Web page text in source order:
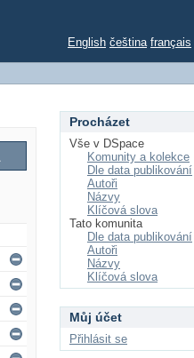
English čeština français
Procházet
Vše v DSpace
Komunity a kolekce
Dle data publikování
Autoři
Názvy
Klíčová slova
Tato komunita
Dle data publikování
Autoři
Názvy
Klíčová slova
Můj účet
Přihlásit se